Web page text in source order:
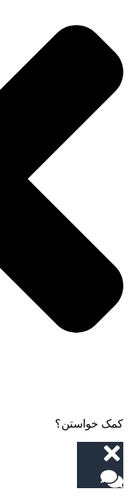
کمک خواستن؟